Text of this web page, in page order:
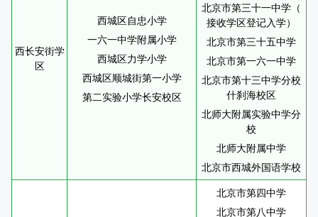
西长安街学
区
西城区自忠小学
一六一中学附属小学
西城区力学小学
西城区顺城街第一小学
第二实验小学长安校区
北京市第三十一中学（
接收学区登记入学）
北京市第三十五中学
北京市第一六一中学
北京市第十三中学分校
什刹海校区
北师大附属实验中学分
校
北师大附属中学
北京市西城外国语学校
北京市第四中学
北京市第八中学